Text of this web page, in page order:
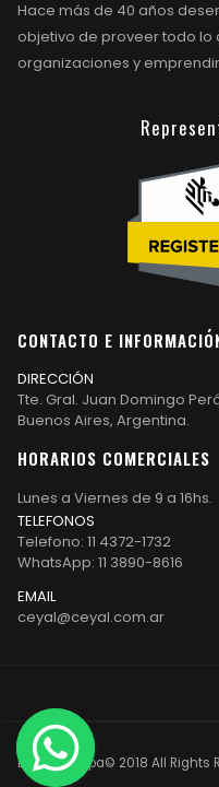
Hace más de 40 años
objetivo de proveer todo lo
organizaciones y
CONTACTO E
DIRECCIÓN
Tte. Gral. Juan Domingo
Buenos Aires, Argentina.
HORARIOS COMERCIALES
Lunes a Viernes de 9 a 16hs.
TELEFONOS
Telefono: 11 4372-1732
WhatsApp: 11 3890-8616
EMAIL
ceyal@ceyal.com.ar
Etiqueta Ropa© 2018 All Rights